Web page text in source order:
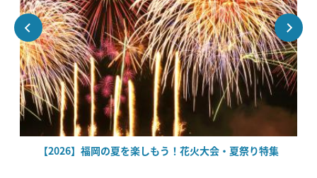
【2026】福岡の夏を楽しもう！花火大会・夏祭り特集